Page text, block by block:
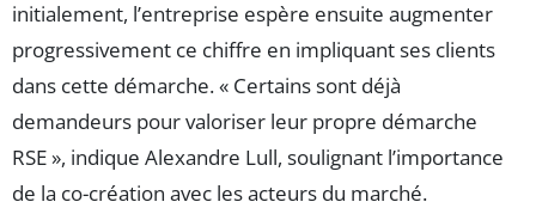
initialement, l’entreprise espère ensuite augmenter
progressivement ce chiffre en impliquant ses clients
dans cette démarche. « Certains sont déjà
demandeurs pour valoriser leur propre démarche
RSE », indique Alexandre Lull, soulignant l’importance
de la co-création avec les acteurs du marché.